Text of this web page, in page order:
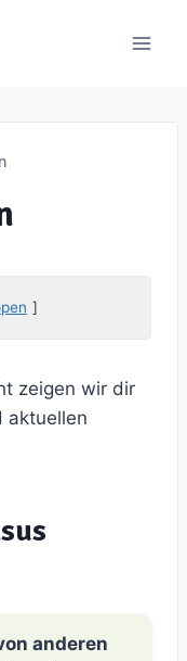
zeigen wir dir
aktuellen
anderen